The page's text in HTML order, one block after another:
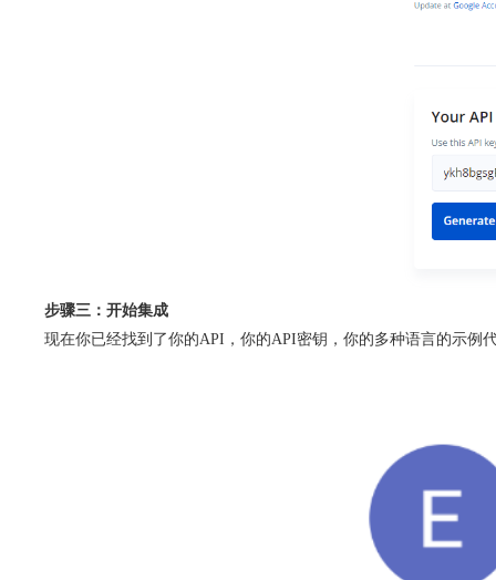
步骤三：开始集成
现在你已经找到了你的API，你的API密钥，你的多种语言的示例